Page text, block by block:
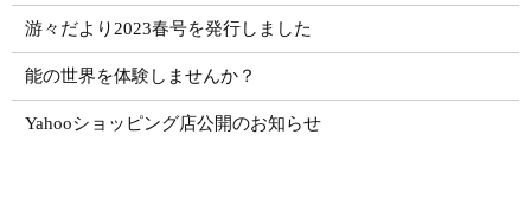
游々だより2023春号を発行しました
能の世界を体験しませんか？
Yahooショッピング店公開のお知らせ